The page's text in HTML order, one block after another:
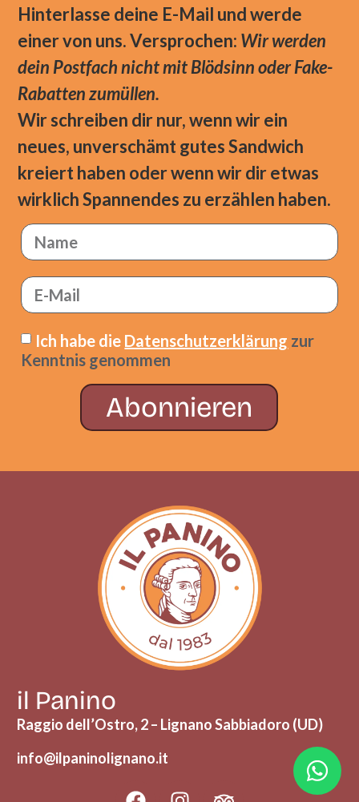
Hinterlasse deine E-Mail und werde
einer von uns. Versprochen: Wir werden
dein Postfach nicht mit Blödsinn oder Fake-
Rabatten zumüllen.
Wir schreiben dir nur, wenn wir ein
neues, unverschämt gutes Sandwich
kreiert haben oder wenn wir dir etwas
wirklich Spannendes zu erzählen haben.
Ich habe die Datenschutzerklärung zur
Kenntnis genommen
Abonnieren
il Panino
Raggio dell’Ostro, 2 – Lignano Sabbiadoro (UD)
info@ilpaninolignano.it